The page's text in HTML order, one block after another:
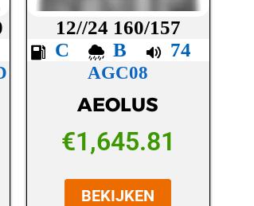
12//24 160/157
C
B 74
AGC08
AEOLUS
€1,645.81
BEKIJKEN